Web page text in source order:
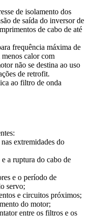
de isolamento dos
de saída do inversor de
de cabo de até
frequência máxima de
calor com
não se destina ao uso
de retrofit.
ao filtro de onda
extremidades do
a ruptura do cabo de
e o período de
servo;
e circuitos próximos;
do motor;
entre os filtros e os